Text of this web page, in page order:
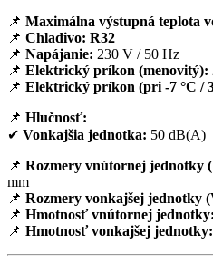
📌 Maximálna výstupná teplota
📌 Chladivo: R32
📌 Napájanie: 230 V / 50 Hz
📌 Elektrický príkon (menovitý):
📌 Elektrický príkon (pri -7 °C /
📌 Hlučnosť:
✔ Vonkajšia jednotka: 50 dB(A)
📌 Rozmery vnútornej jednotky
mm
📌 Rozmery vonkajšej jednotky
📌 Hmotnosť vnútornej jednotky:
📌 Hmotnosť vonkajšej jednotky: